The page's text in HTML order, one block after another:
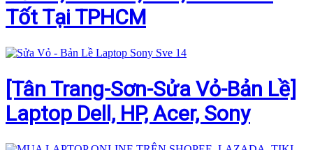
Tốt Tại TPHCM
[Tân Trang-Sơn-Sửa Vỏ-Bản Lề]
Laptop Dell, HP, Acer, Sony